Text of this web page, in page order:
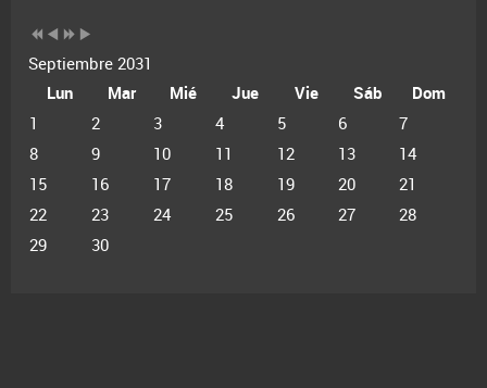
Septiembre 2031
Lun
Mar Mié Jue Vie Sáb
Dom
1
2 3 4 5 6
7
8
9 10 11 12 13
14
15
16 17 18 19 20
21
22
23 24 25 26 27
28
29
30